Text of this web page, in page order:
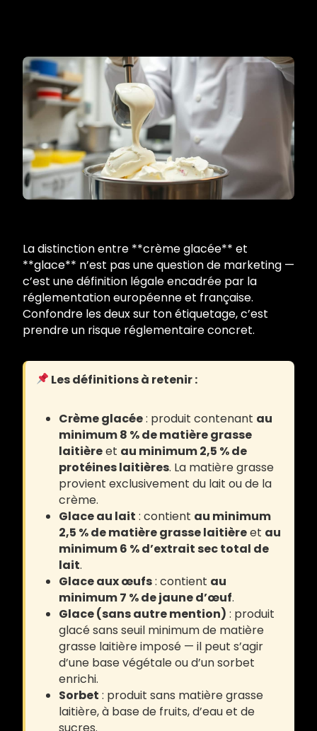
La distinction entre **crème glacée** et
**glace** n’est pas une question de marketing —
c’est une définition légale encadrée par la
réglementation européenne et française.
Confondre les deux sur ton étiquetage, c’est
prendre un risque réglementaire concret.
Les définitions à retenir :
Crème glacée: produit contenant au
minimum 8 % de matière grasse
laitièreet au minimum 2,5 % de
protéines laitières. La matière grasse
provient exclusivement du lait ou de la
crème.
Glace au lait : contient au minimum
2,5 % de matière grasse laitièreet au
minimum 6 % d’extrait sec total de
lait.
Glace aux œufs: contient au
minimum 7 % de jaune d’œuf.
Glace (sans autre mention) : produit
glacé sans seuil minimum de matière
grasse laitière imposé — il peut s’agir
d’une base végétale ou d’un sorbet
enrichi.
Sorbet : produit sans matière grasse
laitière, à base de fruits, d’eau et de
sucres.